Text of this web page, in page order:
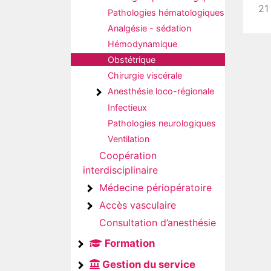
Pathologies hématologiques
Analgésie - sédation
Hémodynamique
Obstétrique
Chirurgie viscérale
Anesthésie loco-régionale
Infectieux
Pathologies neurologiques
Ventilation
Coopération
interdisciplinaire
Médecine périopératoire
Accès vasculaire
Consultation d’anesthésie
Formation
Gestion du service